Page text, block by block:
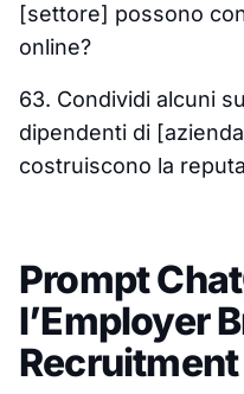
[settore] possono
online?
63. Condividi alcuni
dipendenti di
costruiscono la
Prompt
l’Employer
Recruitment